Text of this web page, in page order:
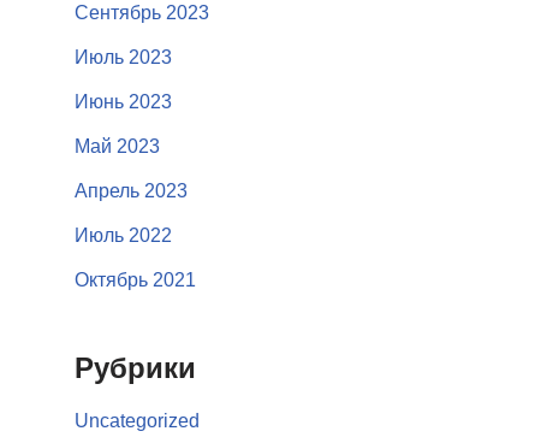
Сентябрь 2023
Июль 2023
Июнь 2023
Май 2023
Апрель 2023
Июль 2022
Октябрь 2021
Рубрики
Uncategorized